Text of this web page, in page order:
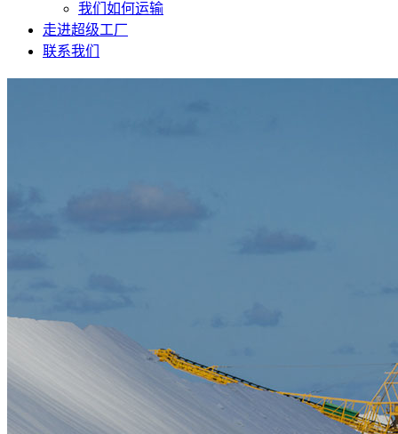
我们如何运输
走进超级工厂
联系我们